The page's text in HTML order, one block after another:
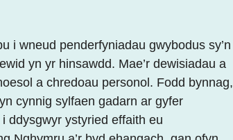
i wneud penderfyniadau gwybodus sy’n
yn yr hinsawdd. Mae’r dewisiadau a
a chredoau personol. Fodd bynnag,
cynnig sylfaen gadarn ar gyfer
ddysgwyr ystyried effaith eu